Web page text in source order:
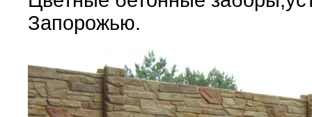
Запорожью.